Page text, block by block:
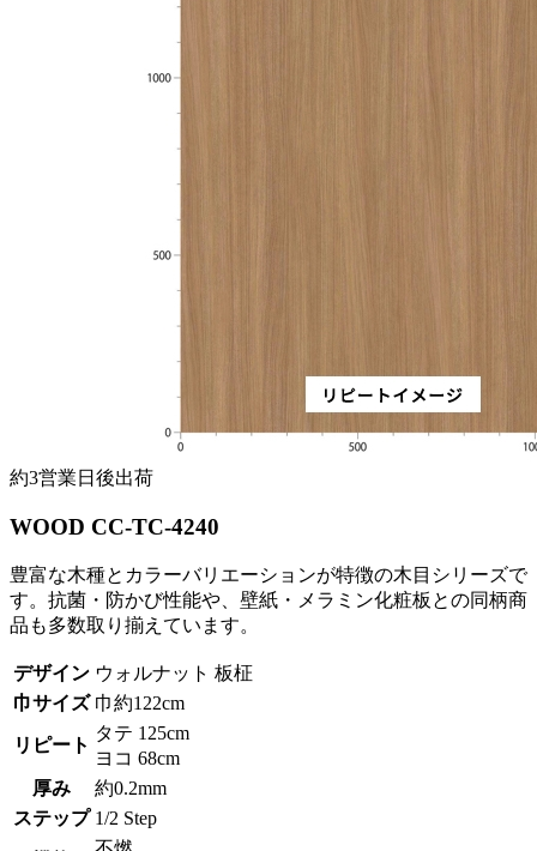
約3営業日後出荷
WOOD CC-TC-4240
豊富な木種とカラーバリエーションが特徴の木目シリーズで
す。抗菌・防かび性能や、壁紙・メラミン化粧板との同柄商
品も多数取り揃えています。
デザイン ウォルナット 板柾
巾サイズ 巾約122cm
リピート
タテ 125cm
ヨコ 68cm
厚み
約0.2mm
ステップ 1/2 Step